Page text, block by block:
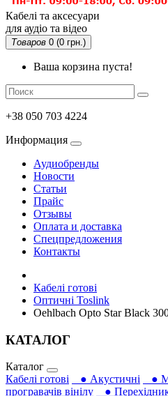
Кабелі та аксесуари
для аудіо та відео
Товаров 0 (0 грн.)
Ваша корзина пуста!
+38 050 703 4224
Информация
Аудиобренды
Новости
Статьи
Прайс
Отзывы
Оплата и доставка
Спецпредложения
Контакты
Кабелі готові
Оптичні Toslink
Oehlbach Opto Star Black
КАТАЛОГ
Каталог
Кабелі готові
● Акустичні ●
програвачів вінілу
●